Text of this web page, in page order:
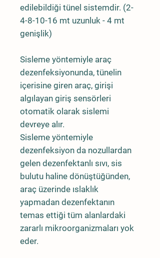
edilebildiği tünel sistemdir. (2-
4-8-10-16 mt uzunluk - 4 mt
genişlik)
Sisleme yöntemiyle araç
dezenfeksiyonunda, tünelin
içerisine giren araç, girişi
algılayan giriş sensörleri
otomatik olarak sislemi
devreye alır.
Sisleme yöntemiyle
dezenfeksiyon da nozullardan
gelen dezenfektanlı sıvı, sis
bulutu haline dönüştüğünden,
araç üzerinde ıslaklık
yapmadan dezenfektanın
temas ettiği tüm alanlardaki
zararlı mikroorganizmaları yok
eder.